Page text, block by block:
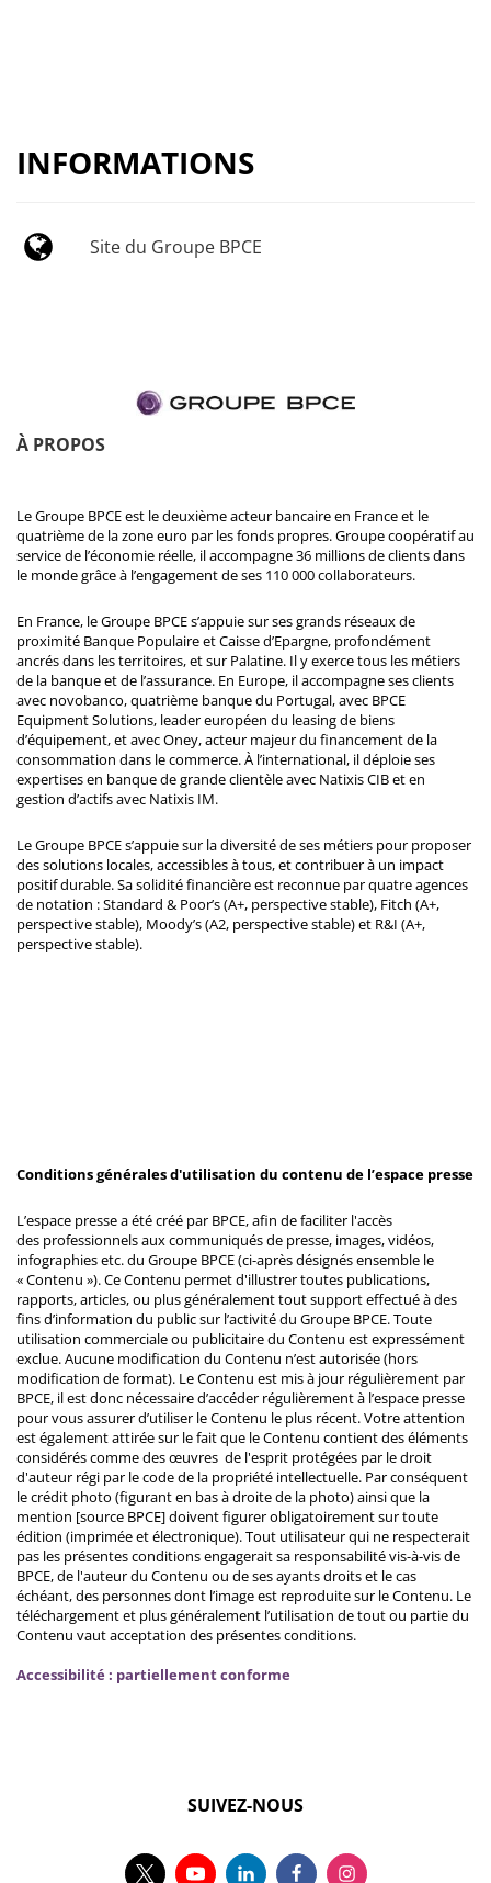
INFORMATIONS
Site du Groupe BPCE
À PROPOS
Le Groupe BPCE est le deuxième acteur bancaire en France et le
quatrième de la zone euro par les fonds propres. Groupe coopératif au
service de l’économie réelle, il accompagne 36 millions de clients dans
le monde grâce à l’engagement de ses 110 000 collaborateurs.
En France, le Groupe BPCE s’appuie sur ses grands réseaux de
proximité Banque Populaire et Caisse d’Epargne, profondément
ancrés dans les territoires, et sur Palatine. Il y exerce tous les métiers
de la banque et de l’assurance. En Europe, il accompagne ses clients
avec novobanco, quatrième banque du Portugal, avec BPCE
Equipment Solutions, leader européen du leasing de biens
d’équipement, et avec Oney, acteur majeur du financement de la
consommation dans le commerce. À l’international, il déploie ses
expertises en banque de grande clientèle avec Natixis CIB et en
gestion d’actifs avec Natixis IM.
Le Groupe BPCE s’appuie sur la diversité de ses métiers pour proposer
des solutions locales, accessibles à tous, et contribuer à un impact
positif durable. Sa solidité financière est reconnue par quatre agences
de notation : Standard & Poor’s (A+, perspective stable), Fitch (A+,
perspective stable), Moody’s (A2, perspective stable) et R&I (A+,
perspective stable).
Conditions générales d'utilisation du contenu de l’espace presse
L’espace presse a été créé par BPCE, afin de faciliter l'accès
des professionnels aux communiqués de presse, images, vidéos,
infographies etc. du Groupe BPCE (ci-après désignés ensemble le
« Contenu »). Ce Contenu permet d'illustrer toutes publications,
rapports, articles, ou plus généralement tout support effectué à des
fins d’information du public sur l’activité du Groupe BPCE. Toute
utilisation commerciale ou publicitaire du Contenu est expressément
exclue. Aucune modification du Contenu n’est autorisée (hors
modification de format). Le Contenu est mis à jour régulièrement par
BPCE, il est donc nécessaire d’accéder régulièrement à l’espace presse
pour vous assurer d’utiliser le Contenu le plus récent. Votre attention
est également attirée sur le fait que le Contenu contient des éléments
considérés comme des œuvres de l'esprit protégées par le droit
d'auteur régi par le code de la propriété intellectuelle. Par conséquent
le crédit photo (figurant en bas à droite de la photo) ainsi que la
mention [source BPCE] doivent figurer obligatoirement sur toute
édition (imprimée et électronique). Tout utilisateur qui ne respecterait
pas les présentes conditions engagerait sa responsabilité vis-à-vis de
BPCE, de l'auteur du Contenu ou de ses ayants droits et le cas
échéant, des personnes dont l’image est reproduite sur le Contenu. Le
téléchargement et plus généralement l’utilisation de tout ou partie du
Contenu vaut acceptation des présentes conditions.
Accessibilité : partiellement conforme
SUIVEZ-NOUS